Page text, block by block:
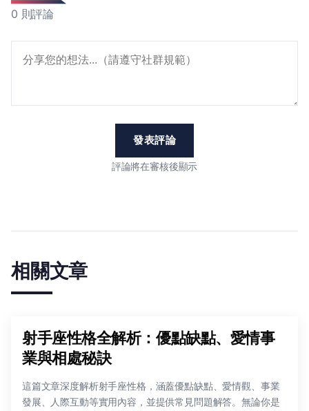
0 則評論
發表評論
評論將在審核後顯示
相關文章
射手座性格全解析：優點缺點、愛情事
業與相處秘訣
這篇文章深度解析射手座性格，涵蓋優點缺點、愛情觀、事業
發展、人際互動等實用內容，並提供常見問題解答。無論你是